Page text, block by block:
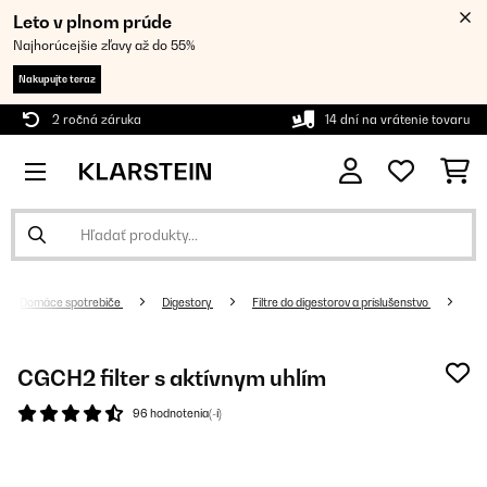
Leto v plnom prúde
Najhorúcejšie zľavy až do 55%
Nakupujte teraz
2 ročná záruka 14 dní na vrátenie tovaru
Domáce spotrebiče Digestory Filtre do digestorov a príslušenstvo
CGCH2 filter s aktívnym uhlím
96 hodnotenia(-í)